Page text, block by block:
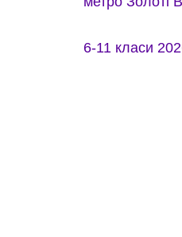
6-11 класи